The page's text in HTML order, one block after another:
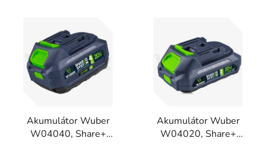
Akumulátor Wuber
W04040, Share+
Akumulátor Wuber
W04020, Share+